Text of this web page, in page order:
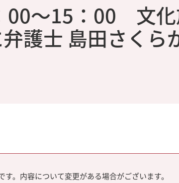
～15：00 文化
護士 島田さくら
。内容について変更がある場合がございます。